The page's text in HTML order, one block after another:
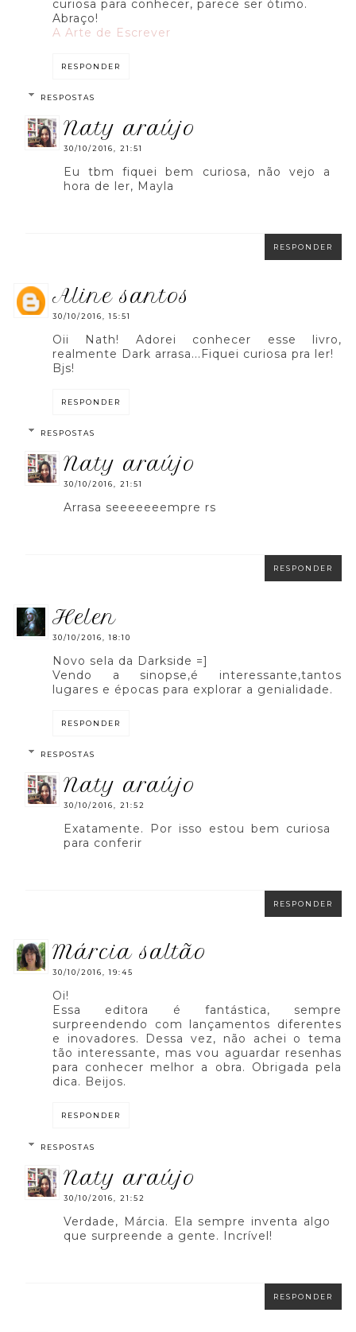
curiosa para conhecer, parece ser ótimo.
Abraço!
A Arte de Escrever
RESPONDER
RESPOSTAS
naty araújo
30/10/2016, 21:51
Eu tbm fiquei bem curiosa, não vejo a
hora de ler, Mayla
RESPONDER
aline santos
30/10/2016, 15:51
Oii Nath! Adorei conhecer esse livro,
realmente Dark arrasa...Fiquei curiosa pra ler!
Bjs!
RESPONDER
RESPOSTAS
naty araújo
30/10/2016, 21:51
Arrasa seeeeeeempre rs
RESPONDER
helen
30/10/2016, 18:10
Novo sela da Darkside =]
Vendo a sinopse,é interessante,tantos
lugares e épocas para explorar a genialidade.
RESPONDER
RESPOSTAS
naty araújo
30/10/2016, 21:52
Exatamente. Por isso estou bem curiosa
para conferir
RESPONDER
márcia saltão
30/10/2016, 19:45
Oi!
Essa editora é fantástica, sempre
surpreendendo com lançamentos diferentes
e inovadores. Dessa vez, não achei o tema
tão interessante, mas vou aguardar resenhas
para conhecer melhor a obra. Obrigada pela
dica. Beijos.
RESPONDER
RESPOSTAS
naty araújo
30/10/2016, 21:52
Verdade, Márcia. Ela sempre inventa algo
que surpreende a gente. Incrível!
RESPONDER